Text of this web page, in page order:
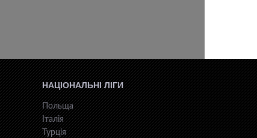
НАЦІОНАЛЬНІ ЛІГИ
Польща
Італія
Турція